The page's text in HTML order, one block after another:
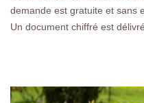
demande est gratuite et sans
Un document chiffré est délivré.